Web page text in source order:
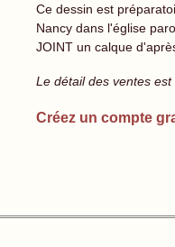
Ce dessin est
Nancy dans l'église
JOINT un calque
Le détail des ventes
Créez un compte